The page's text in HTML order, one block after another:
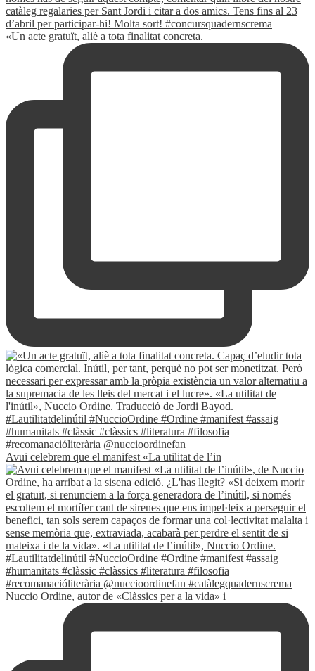
«Un acte gratuït, aliè a tota finalitat concreta.
Avui celebrem que el manifest «La utilitat de l’in
Nuccio Ordine, autor de «Clàssics per a la vida» i